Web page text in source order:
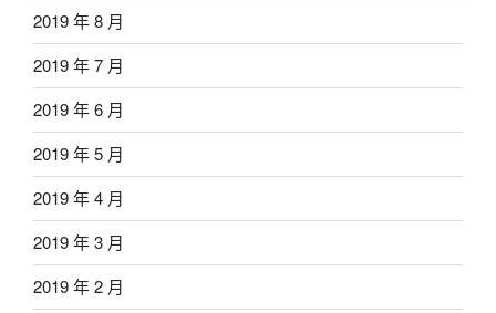
2019 年 8 月
2019 年 7 月
2019 年 6 月
2019 年 5 月
2019 年 4 月
2019 年 3 月
2019 年 2 月